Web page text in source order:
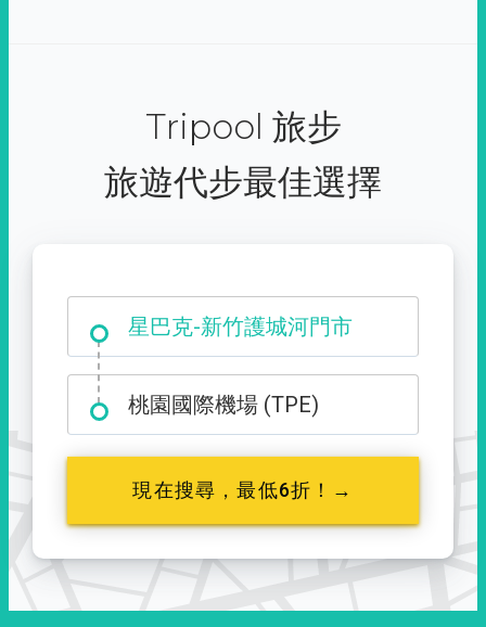
Tripool 旅步
旅遊代步最佳選擇
星巴克-新竹護城河門市
大霸尖山登山口
桃園國際機場 (TPE)
現在搜尋，最低6折！→